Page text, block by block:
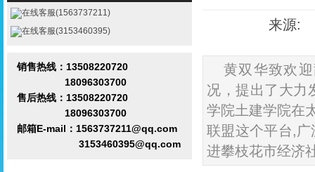
来源:
黄双华致欢
况，提出了大力
学院土建学院在
联盟这个平台,
进攀枝花市经济
在线客服(1563737211)
在线客服(3153460395)
销售热线：13508220720
18096303700
售后热线：13508220720
18096303700
邮箱E-mail：1563737211@qq.com
3153460395@qq.com